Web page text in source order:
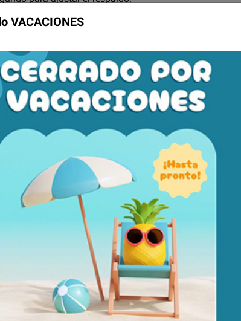
o reclinada, pero se bloquea en línea recta
función relax con diferentes inclinaciones.
la espalda y un confort excepcional.
de red.
en la parte trasera de la silla.
VACACIONES